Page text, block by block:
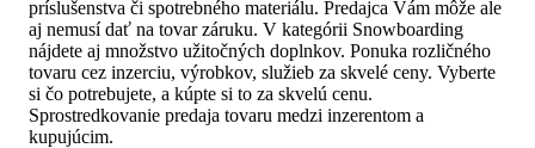
príslušenstva či spotrebného materiálu. Predajca Vám môže ale
aj nemusí dať na tovar záruku. V kategórii Snowboarding
nájdete aj množstvo užitočných doplnkov. Ponuka rozličného
tovaru cez inzerciu, výrobkov, služieb za skvelé ceny. Vyberte
si čo potrebujete, a kúpte si to za skvelú cenu.
Sprostredkovanie predaja tovaru medzi inzerentom a
kupujúcim.